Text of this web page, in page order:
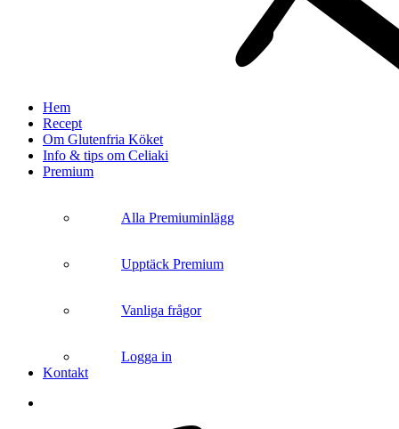
search
Menu
Hem
Recept
Om Glutenfria Köket
Info & tips om Celiaki
Premium
Alla Premiuminlägg
Upptäck Premium
Vanliga frågor
Logga in
Kontakt